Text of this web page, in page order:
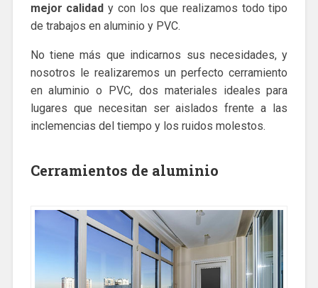
mejor calidad y con los que realizamos todo tipo
de trabajos en aluminio y PVC.
No tiene más que indicarnos sus necesidades, y
nosotros le realizaremos un perfecto cerramiento
en aluminio o PVC, dos materiales ideales para
lugares que necesitan ser aislados frente a las
inclemencias del tiempo y los ruidos molestos.
Cerramientos de aluminio